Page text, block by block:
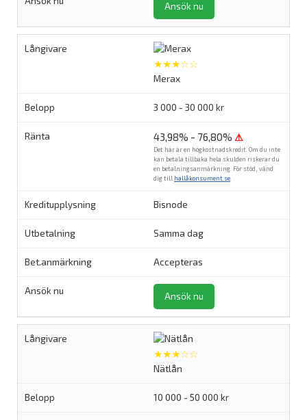
Ansök nu
★★★☆☆
Merax
3 000 - 30 000 kr
43,98% - 76,80% ⚠
Det här är en högkostnadskredit. Om du inte
kan betala tillbaka hela skulden riskerar du
en betalningsanmärkning. För stöd, vänd
dig till hallåkonsument.se
Bisnode
Samma dag
Accepteras
Ansök nu
★★★☆☆
Nätlån
10 000 - 50 000 kr